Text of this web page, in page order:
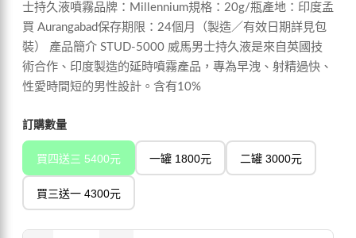
士持久液噴霧品牌：Millennium規格：20g/瓶產地：印度孟
買 Aurangabad保存期限：24個月（製造／有效日期詳見包
裝） 產品簡介 STUD-5000 威馬男士持久液是來自英國技
術合作、印度製造的延時噴霧產品，專為早洩、射精過快、
性愛時間短的男性設計。含有10%
訂購數量
買四送三 5400元 一罐 1800元 二罐 3000元
買三送一 4300元